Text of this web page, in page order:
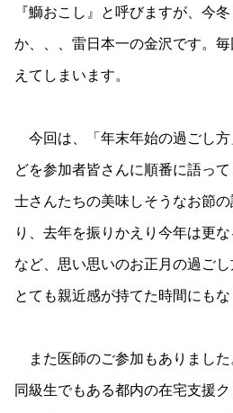
『鰤おこし』と呼びますが、今
か、、、雷日本一の金沢です。
えてしまいます。
今回は、「年末年始の過ごし
どを参加者皆さんに順番に語っ
士さんたちの美味しそうなお節
り、去年を振りかえり今年は更
など、思い思いのお正月の過ごし
とても親近感が持てた時間にもな
また医師のご参加もありまし
同級生でもある都内の在宅支援